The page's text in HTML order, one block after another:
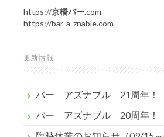
https://京橋バー.com
https://bar-a-znable.com
更新情報
バー アズナブル 21周年！
バー アズナブル 20周年！